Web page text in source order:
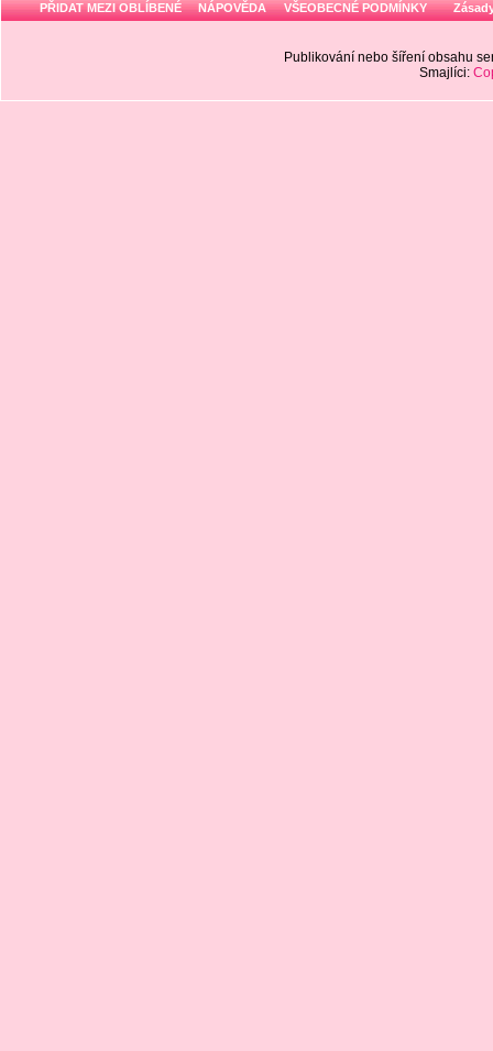
PŘIDAT MEZI OBLÍBENÉ NÁPOVĚDA VŠEOBECNÉ PODMÍNKY
Publikování nebo šíření obsahu
Smajlíci: